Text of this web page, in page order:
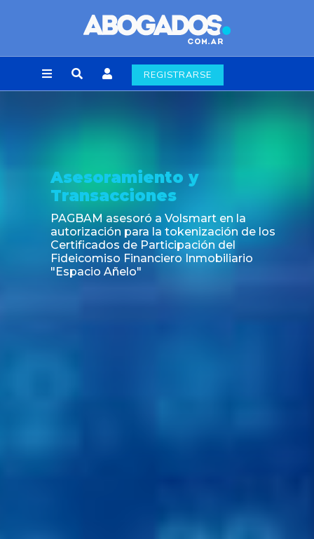
REGISTRARSE
Asesoramiento y
Transacciones
PAGBAM asesoró a Volsmart en la
autorización para la tokenización de los
Certificados de Participación del
Fideicomiso Financiero Inmobiliario
"Espacio Añelo"